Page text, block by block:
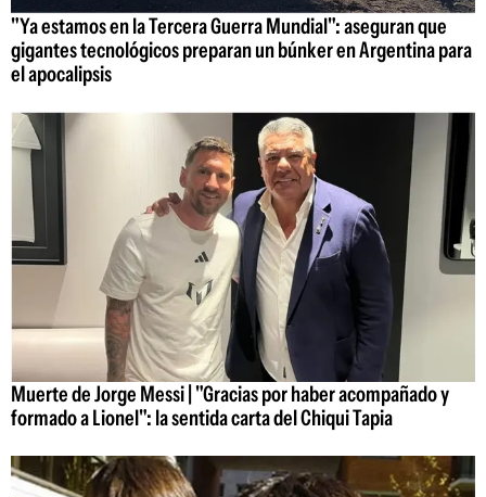
"Ya estamos en la Tercera Guerra Mundial": aseguran que
gigantes tecnológicos preparan un búnker en Argentina para
el apocalipsis
Muerte de Jorge Messi | "Gracias por haber acompañado y
formado a Lionel": la sentida carta del Chiqui Tapia